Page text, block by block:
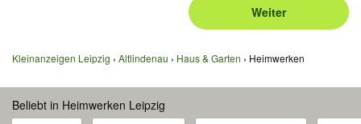
Weiter
Kleinanzeigen Leipzig Altlindenau Haus & Garten Heimwerken
Beliebt in Heimwerken Leipzig